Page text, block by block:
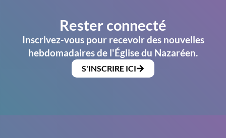
Rester connecté
Inscrivez-vous pour recevoir des nouvelles
hebdomadaires de l'Église du Nazaréen.
S'INSCRIRE ICI